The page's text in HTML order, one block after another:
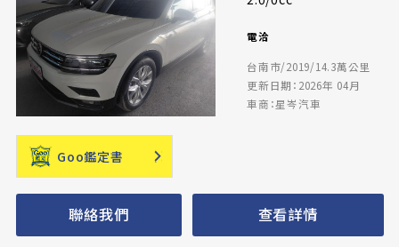
電洽
台南市/2019/14.3萬公里
更新日期：2026年 04月
車商：星岑汽車
Goo鑑定書
聯絡我們 查看詳情